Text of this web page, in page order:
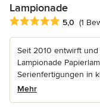
Lampionade
Durchschnittliche
5,0 (1
Seit 2010 entwirft
Lampionade
Serienfertigungen in
Mehr